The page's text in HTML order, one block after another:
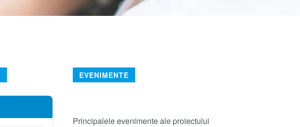
EVENIMENTE
Principalele evenimente ale proiectului